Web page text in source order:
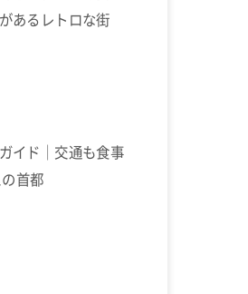
あるレトロな街
イド｜交通も食事
首都